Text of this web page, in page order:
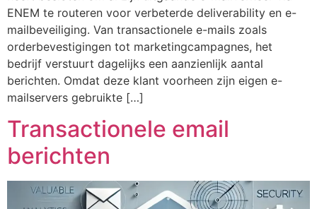
ENEM te routeren voor verbeterde deliverability en e-
mailbeveiliging. Van transactionele e-mails zoals
orderbevestigingen tot marketingcampagnes, het
bedrijf verstuurt dagelijks een aanzienlijk aantal
berichten. Omdat deze klant voorheen zijn eigen e-
mailservers gebruikte […]
Transactionele email
berichten